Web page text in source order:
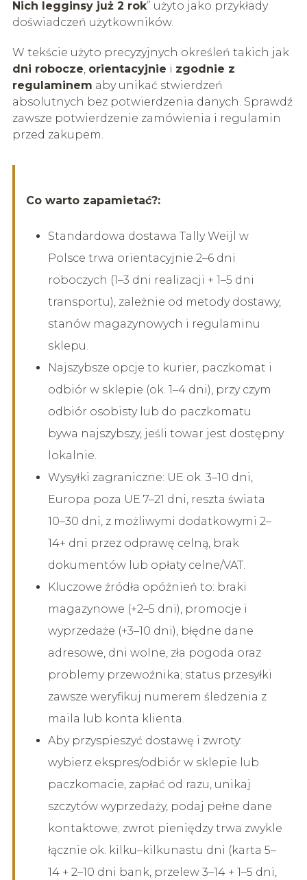
Nich legginsy już 2 rok” użyto jako przykłady
doświadczeń użytkowników.
W tekście użyto precyzyjnych określeń takich jak
dni robocze, orientacyjnie i zgodnie z
regulaminem aby unikać stwierdzeń
absolutnych bez potwierdzenia danych. Sprawdź
zawsze potwierdzenie zamówienia i regulamin
przed zakupem.
Co warto zapamietać?:
Standardowa dostawa Tally Weijl w
Polsce trwa orientacyjnie 2–6 dni
roboczych (1–3 dni realizacji + 1–5 dni
transportu), zależnie od metody dostawy,
stanów magazynowych i regulaminu
sklepu.
Najszybsze opcje to kurier, paczkomat i
odbiór w sklepie (ok. 1–4 dni), przy czym
odbiór osobisty lub do paczkomatu
bywa najszybszy, jeśli towar jest dostępny
lokalnie.
Wysyłki zagraniczne: UE ok. 3–10 dni,
Europa poza UE 7–21 dni, reszta świata
10–30 dni, z możliwymi dodatkowymi 2–
14+ dni przez odprawę celną, brak
dokumentów lub opłaty celne/VAT.
Kluczowe źródła opóźnień to: braki
magazynowe (+2–5 dni), promocje i
wyprzedaże (+3–10 dni), błędne dane
adresowe, dni wolne, zła pogoda oraz
problemy przewoźnika; status przesyłki
zawsze weryfikuj numerem śledzenia z
maila lub konta klienta.
Aby przyspieszyć dostawę i zwroty:
wybierz ekspres/odbiór w sklepie lub
paczkomacie, zapłać od razu, unikaj
szczytów wyprzedaży, podaj pełne dane
kontaktowe; zwrot pieniędzy trwa zwykle
łącznie ok. kilku–kilkunastu dni (karta 5–
14 + 2–10 dni bank, przelew 3–14 + 1–5 dni,